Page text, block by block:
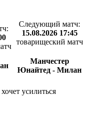
Следующий матч:
15.08.2026 17:45
товарищеский матч
Манчестер
Юнайтед - Милан
усилиться